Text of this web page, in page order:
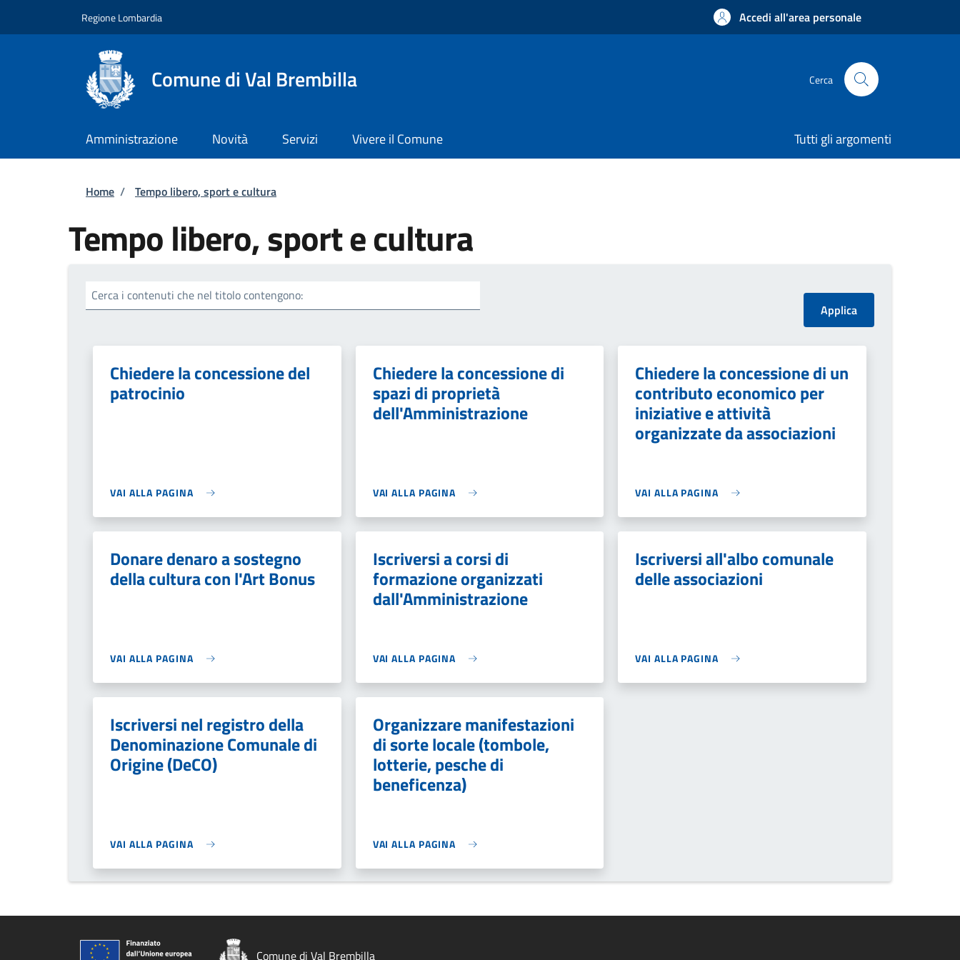
Regione Lombardia Accedi all'area personale
Comune di Val Brembilla Cerca
Amministrazione Novità Servizi Vivere il Comune Tutti gli argomenti
Briciole di pane
Home / Tempo libero, sport e cultura
Tempo libero, sport e cultura
Cerca i contenuti che nel titolo contengono:
Chiedere la concessione del
patrocinio
VAI ALLA PAGINA
Chiedere la concessione di
spazi di proprietà
dell'Amministrazione
VAI ALLA PAGINA
Chiedere la concessione di un
contributo economico per
iniziative e attività
organizzate da associazioni
VAI ALLA PAGINA
Donare denaro a sostegno
della cultura con l'Art Bonus
VAI ALLA PAGINA
Iscriversi a corsi di
formazione organizzati
dall'Amministrazione
VAI ALLA PAGINA
Iscriversi all'albo comunale
delle associazioni
VAI ALLA PAGINA
Iscriversi nel registro della
Denominazione Comunale di
Origine (DeCO)
VAI ALLA PAGINA
Organizzare manifestazioni
di sorte locale (tombole,
lotterie, pesche di
beneficenza)
VAI ALLA PAGINA
Comune di Val Brembilla